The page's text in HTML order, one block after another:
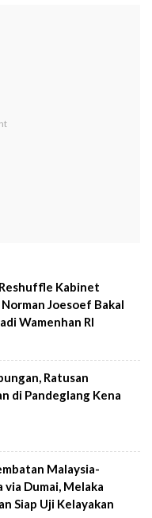
Kabinet
Joesoef Bakal
Wamenhan RI
Ratusan
di Pandeglang Kena
Malaysia-
via Dumai, Melaka
Siap Uji Kelayakan